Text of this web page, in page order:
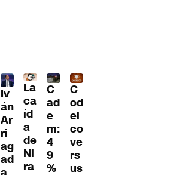
Iv
án
Ar
ri
ag
ad
La
ca
íd
a
de
Ni
ra
C
ad
e
m:
4
9
%
C
od
el
co
ve
rs
us